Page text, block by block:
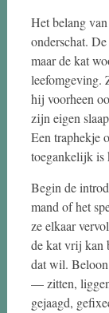
Het belang
onderschat.
maar de kat
leefomgeving.
hij voorheen
zijn eigen
Een traphekje
toegankelijk is
Begin de
mand of het
ze elkaar
de kat vrij kan
dat wil.
— zitten,
gejaagd,